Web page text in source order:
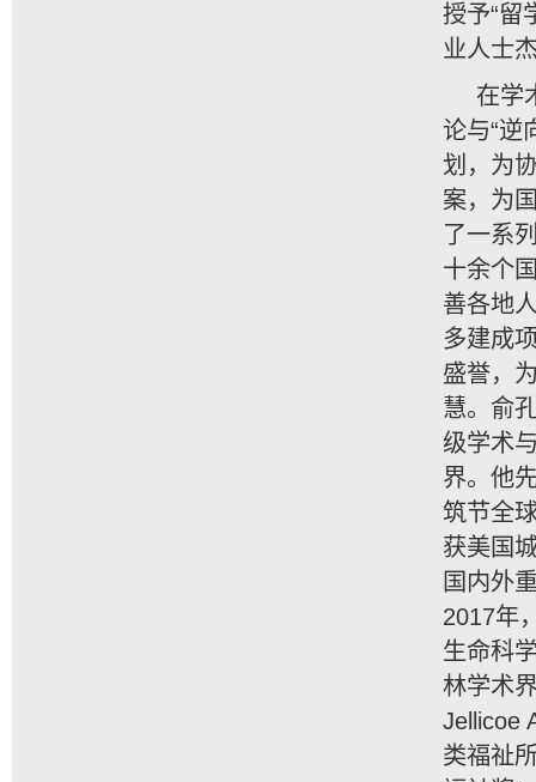
授予“留
业人士
在学
论与“逆
划，为
案，为
了一系
十余个
善各地
多建成
盛誉，
慧。俞
级学术
界。他
筑节全
获美国
国内外
2017年
生命科
林学术
Jellicoe
类福祉